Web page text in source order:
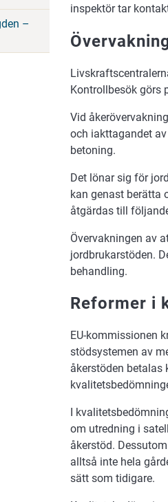
–
inspektör tar
Kontrollbesök görs
Vid
och iakttagandet
betoning.
Det lönar sig för
kan genast berätta
åtgärdas till
Övervakningen av
jordbrukarstöden.
behandling.
Reformer i
EU-kommissionen
stödsystemen av
åkerstöden
I
om utredning i
åkerstöd.
alltså inte hela
sätt som tidigare.